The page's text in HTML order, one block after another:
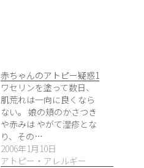
赤ちゃんのアトピー疑惑1
ワセリンを塗って数日、
肌荒れは一向に良くなら
ない。 娘の頬のかさつき
や赤みは やがて湿疹とな
り、その…
2006年1月10日
アトピー・アレルギー